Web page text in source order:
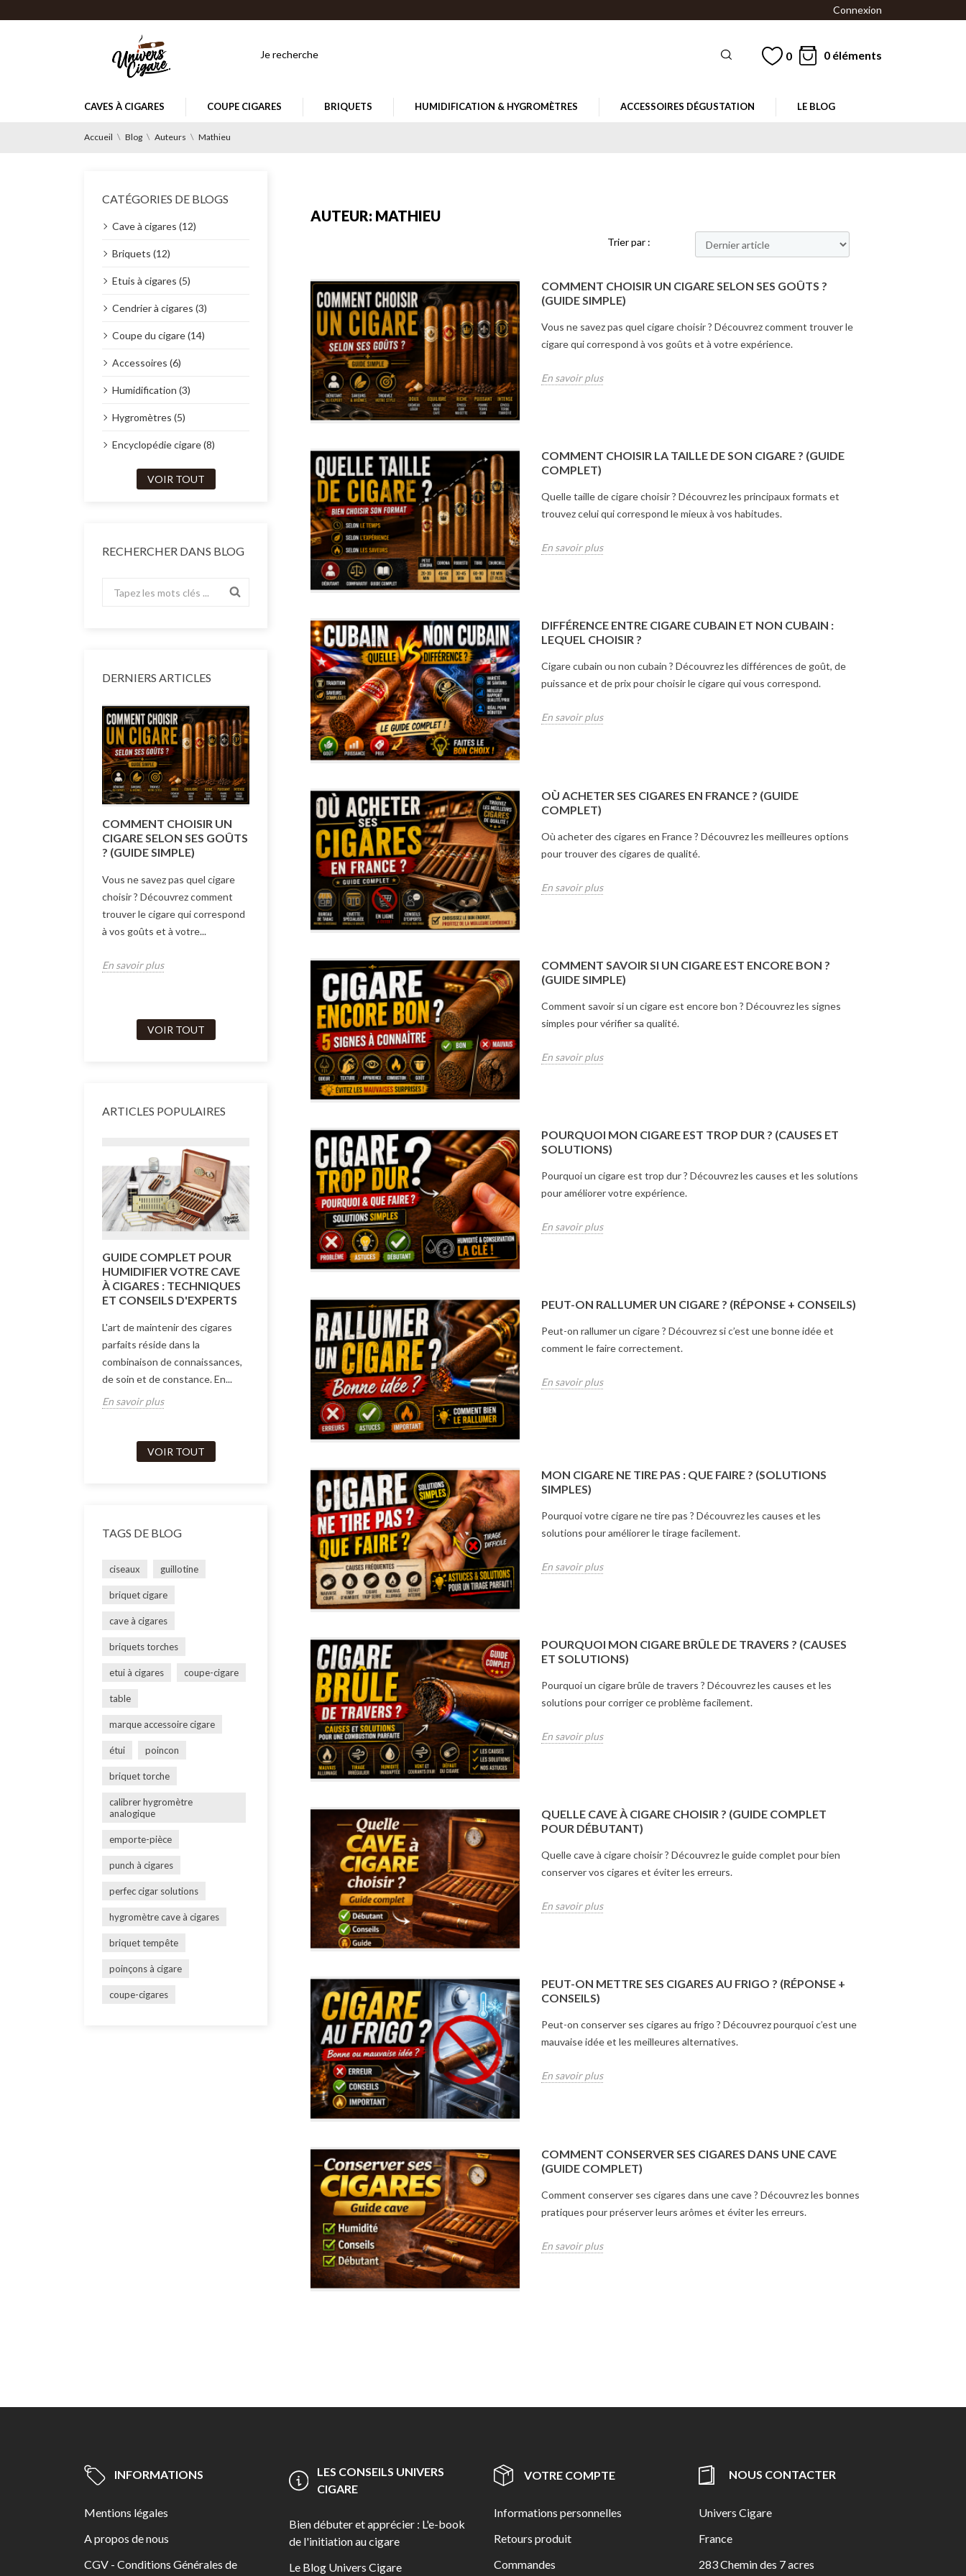
Connexion
0 0 éléments
CAVES À CIGARES COUPE CIGARES BRIQUETS HUMIDIFICATION & HYGROMÈTRES ACCESSOIRES DÉGUSTATION LE BLOG
Accueil Blog Auteurs Mathieu
CATÉGORIES DE BLOGS
Cave à cigares (12)
Briquets (12)
Etuis à cigares (5)
Cendrier à cigares (3)
Coupe du cigare (14)
Accessoires (6)
Humidification (3)
Hygromètres (5)
Encyclopédie cigare (8)
VOIR TOUT
RECHERCHER DANS BLOG
DERNIERS ARTICLES
COMMENT CHOISIR UN
CIGARE SELON SES GOÛTS
? (GUIDE SIMPLE)
Vous ne savez pas quel cigare
choisir ? Découvrez comment
trouver le cigare qui correspond
à vos goûts et à votre...
En savoir plus
COMMENT CHOISIR LA
TAILLE DE SON CIGARE ?
(GUIDE COMPLET)
Quelle taille de cigare choisir ?
Découvrez les principaux
formats et trouvez celui qui
correspond le mieux à vos...
En savoir plus
DIFFÉRENCE ENTRE
CIGARE CUBAIN ET NON
CUBAIN : LEQUEL CHOISIR
?
Cigare cubain ou non cubain ?
Découvrez les différences de
goût, de puissance et de prix
En savoir plus
EN FRANCE ? (GUIDE
COMPLET)
En savoir plus
CIGARE EST ENCORE BON
En savoir plus
VOIR TOUT
ARTICLES POPULAIRES
GUIDE COMPLET POUR
HUMIDIFIER VOTRE CAVE
À CIGARES : TECHNIQUES
ET CONSEILS D'EXPERTS
L'art de maintenir des cigares
parfaits réside dans la
combinaison de connaissances,
de soin et de constance. En...
En savoir plus
COMMENT CHOISIR SA
CAVE À CIGARES ?
Trouvez votre écrin idéal pour
préserver l'essence de vos
cigares. Notre dernier article
explore les critères...
En savoir plus
QUEL TYPE DE COUPE-
CIGARE CHOISIR ?
Cet article explore les différents
types de coupes-cigares : coupe
droite, coupe en V et
perforation. Il souligne...
En savoir plus
Choisissez le briquet torche
idéal pour votre expérience de
fumage de cigare avec notre
L'article met en lumière les
avantages d'utiliser un emporte-
VOIR TOUT
TAGS DE BLOG
ciseaux guillotine
briquet cigare
cave à cigares
briquets torches
etui à cigares coupe-cigare
table
marque accessoire cigare
étui poincon
briquet torche
calibrer hygromètre
analogique
emporte-pièce
punch à cigares
perfec cigar solutions
hygromètre cave à cigares
briquet tempête
poinçons à cigare
coupe-cigares
AUTEUR: MATHIEU
Trier par :
COMMENT CHOISIR UN CIGARE SELON SES GOÛTS ?
(GUIDE SIMPLE)
Vous ne savez pas quel cigare choisir ? Découvrez comment trouver le
cigare qui correspond à vos goûts et à votre expérience.
En savoir plus
COMMENT CHOISIR LA TAILLE DE SON CIGARE ? (GUIDE
COMPLET)
Quelle taille de cigare choisir ? Découvrez les principaux formats et
trouvez celui qui correspond le mieux à vos habitudes.
En savoir plus
DIFFÉRENCE ENTRE CIGARE CUBAIN ET NON CUBAIN :
LEQUEL CHOISIR ?
Cigare cubain ou non cubain ? Découvrez les différences de goût, de
puissance et de prix pour choisir le cigare qui vous correspond.
En savoir plus
OÙ ACHETER SES CIGARES EN FRANCE ? (GUIDE
COMPLET)
Où acheter des cigares en France ? Découvrez les meilleures options
pour trouver des cigares de qualité.
En savoir plus
COMMENT SAVOIR SI UN CIGARE EST ENCORE BON ?
(GUIDE SIMPLE)
Comment savoir si un cigare est encore bon ? Découvrez les signes
simples pour vérifier sa qualité.
En savoir plus
POURQUOI MON CIGARE EST TROP DUR ? (CAUSES ET
SOLUTIONS)
Pourquoi un cigare est trop dur ? Découvrez les causes et les solutions
pour améliorer votre expérience.
En savoir plus
PEUT-ON RALLUMER UN CIGARE ? (RÉPONSE + CONSEILS)
Peut-on rallumer un cigare ? Découvrez si c’est une bonne idée et
comment le faire correctement.
En savoir plus
MON CIGARE NE TIRE PAS : QUE FAIRE ? (SOLUTIONS
SIMPLES)
Pourquoi votre cigare ne tire pas ? Découvrez les causes et les
solutions pour améliorer le tirage facilement.
En savoir plus
POURQUOI MON CIGARE BRÛLE DE TRAVERS ? (CAUSES
ET SOLUTIONS)
Pourquoi un cigare brûle de travers ? Découvrez les causes et les
solutions pour corriger ce problème facilement.
En savoir plus
QUELLE CAVE À CIGARE CHOISIR ? (GUIDE COMPLET
POUR DÉBUTANT)
Quelle cave à cigare choisir ? Découvrez le guide complet pour bien
conserver vos cigares et éviter les erreurs.
En savoir plus
PEUT-ON METTRE SES CIGARES AU FRIGO ? (RÉPONSE +
CONSEILS)
Peut-on conserver ses cigares au frigo ? Découvrez pourquoi c’est une
mauvaise idée et les meilleures alternatives.
En savoir plus
COMMENT CONSERVER SES CIGARES DANS UNE CAVE
(GUIDE COMPLET)
Comment conserver ses cigares dans une cave ? Découvrez les bonnes
pratiques pour préserver leurs arômes et éviter les erreurs.
En savoir plus
INFORMATIONS
Mentions légales
A propos de nous
CGV - Conditions Générales de
LES CONSEILS UNIVERS
CIGARE
Bien débuter et apprécier : L'e-book
de l'initiation au cigare
Le Blog Univers Cigare
VOTRE COMPTE
Informations personnelles
Retours produit
Commandes
NOUS CONTACTER
Univers Cigare
France
283 Chemin des 7 acres